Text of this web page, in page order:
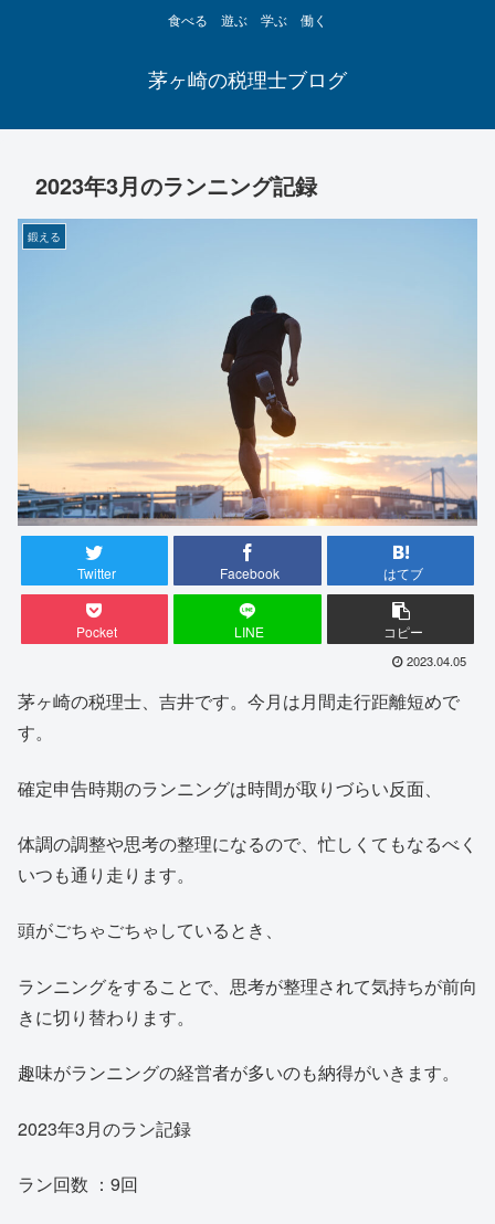
食べる 遊ぶ 学ぶ 働く
茅ヶ崎の税理士ブログ
2023年3月のランニング記録
鍛える
Twitter Facebook はてブ
Pocket LINE コピー
2023.04.05
茅ヶ崎の税理士、吉井です。今月は月間走行距離短めで
す。
確定申告時期のランニングは時間が取りづらい反面、
体調の調整や思考の整理になるので、忙しくてもなるべく
いつも通り走ります。
頭がごちゃごちゃしているとき、
ランニングをすることで、思考が整理されて気持ちが前向
きに切り替わります。
趣味がランニングの経営者が多いのも納得がいきます。
2023年3月のラン記録
ラン回数 ：9回